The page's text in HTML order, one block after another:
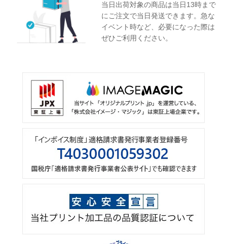
当日出荷対象の商品は当日13時まで
にご注文で当日発送できます。急な
イベント時など、必要になった際は
ぜひご利用ください。